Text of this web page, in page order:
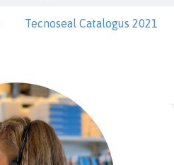
Tecnoseal Catalogus 2021